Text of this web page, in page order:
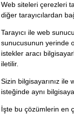
Web siteleri çerezleri
diğer tarayıcılardan
Tarayıcı ile web
sunucusunun yerinde
istekler aracı
iletilir.
Sizin bilgisayarınız ile
isteğinde aynı
İşte bu çözümlerin en